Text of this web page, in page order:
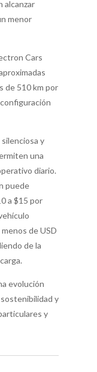
alcanzar
menor
Cars
de 510 km por
y
una
diario.
puede
a $15 por
de USD
de la
evolución
y
y